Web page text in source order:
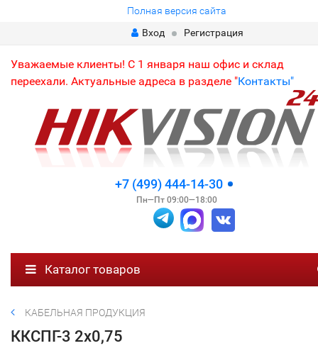
Полная версия сайта
Вход
Регистрация
Уважаемые клиенты! С 1 января наш офис и склад
переехали. Актуальные адреса в разделе "Контакты"
+7 (499) 444-14-30
Пн—Пт 09:00—18:00
Каталог товаров
КАБЕЛЬНАЯ ПРОДУКЦИЯ
ККСПГ-3 2х0,75